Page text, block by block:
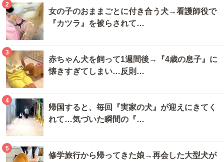
2
女の子のおままごとに付き合う犬→看護師役で
『カツラ』を被らされて…
3
赤ちゃん犬を飼って1週間後→『4歳の息子』に
懐きすぎてしまい…反則…
4
帰国すると、毎回『実家の犬』が迎えにきてく
れて…気づいた瞬間の『…
5
修学旅行から帰ってきた娘→再会した大型犬が